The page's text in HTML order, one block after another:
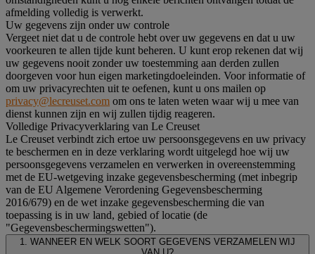
afmelding volledig is verwerkt.
Uw gegevens zijn onder uw controle
Vergeet niet dat u de controle hebt over uw gegevens en dat u uw
voorkeuren te allen tijde kunt beheren. U kunt erop rekenen dat wij
uw gegevens nooit zonder uw toestemming aan derden zullen
doorgeven voor hun eigen marketingdoeleinden. Voor informatie of
om uw privacyrechten uit te oefenen, kunt u ons mailen op
privacy@lecreuset.com om ons te laten weten waar wij u mee van
dienst kunnen zijn en wij zullen tijdig reageren.
Volledige Privacyverklaring van Le Creuset
Le Creuset verbindt zich ertoe uw persoonsgegevens en uw privacy
te beschermen en in deze verklaring wordt uitgelegd hoe wij uw
persoonsgegevens verzamelen en verwerken in overeenstemming
met de EU-wetgeving inzake gegevensbescherming (met inbegrip
van de EU Algemene Verordening Gegevensbescherming
2016/679) en de wet inzake gegevensbescherming die van
toepassing is in uw land, gebied of locatie (de
"Gegevensbeschermingswetten").
1. WANNEER EN WELK SOORT GEGEVENS VERZAMELEN WIJ
VAN U?